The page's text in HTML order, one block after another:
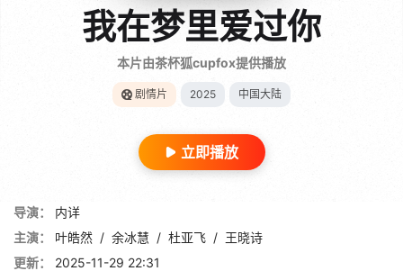
我在梦里爱过你
本片由茶杯狐cupfox提供播放
剧情片 2025 中国大陆
立即播放
导演：
内详
主演：
叶皓然 / 余冰慧 / 杜亚飞 / 王晓诗
更新：
2025-11-29 22:31